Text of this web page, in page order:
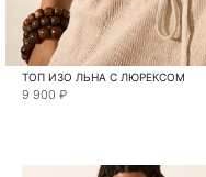
ТОП ИЗО ЛЬНА С ЛЮРЕКСОМ
9 900 ₽